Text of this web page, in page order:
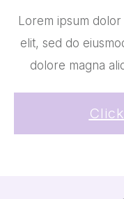
Lorem ipsum
elit, sed do
dolore magna